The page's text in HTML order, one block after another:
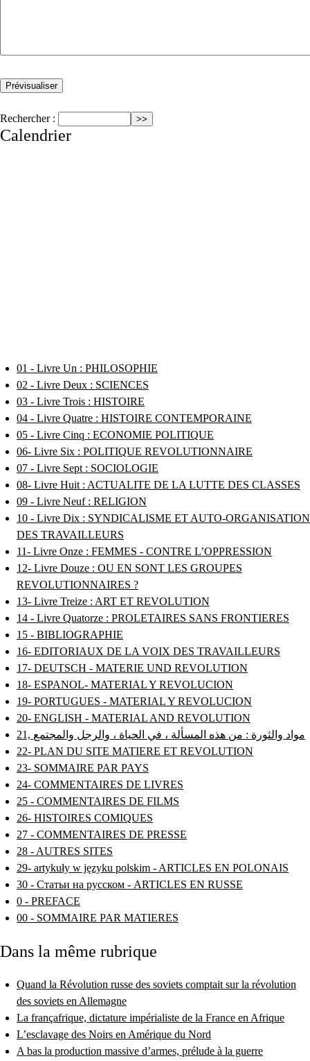
Rechercher :
Calendrier
01 - Livre Un : PHILOSOPHIE
02 - Livre Deux : SCIENCES
03 - Livre Trois : HISTOIRE
04 - Livre Quatre : HISTOIRE CONTEMPORAINE
05 - Livre Cinq : ECONOMIE POLITIQUE
06- Livre Six : POLITIQUE REVOLUTIONNAIRE
07 - Livre Sept : SOCIOLOGIE
08- Livre Huit : ACTUALITE DE LA LUTTE DES CLASSES
09 - Livre Neuf : RELIGION
10 - Livre Dix : SYNDICALISME ET AUTO-ORGANISATION
DES TRAVAILLEURS
11- Livre Onze : FEMMES - CONTRE L’OPPRESSION
12- Livre Douze : OU EN SONT LES GROUPES
REVOLUTIONNAIRES ?
13- Livre Treize : ART ET REVOLUTION
14 - Livre Quatorze : PROLETAIRES SANS FRONTIERES
15 - BIBLIOGRAPHIE
16- EDITORIAUX DE LA VOIX DES TRAVAILLEURS
17- DEUTSCH - MATERIE UND REVOLUTION
18- ESPANOL- MATERIAL Y REVOLUCION
19- PORTUGUES - MATERIAL Y REVOLUCION
20- ENGLISH - MATERIAL AND REVOLUTION
21, مواد والثورة : من هذه المسألة ، في الحياة ، والرجل والمجتمع
22- PLAN DU SITE MATIERE ET REVOLUTION
23- SOMMAIRE PAR PAYS
24- COMMENTAIRES DE LIVRES
25 - COMMENTAIRES DE FILMS
26- HISTOIRES COMIQUES
27 - COMMENTAIRES DE PRESSE
28 - AUTRES SITES
29- artykuły w języku polskim - ARTICLES EN POLONAIS
30 - Статьи на русском - ARTICLES EN RUSSE
0 - PREFACE
00 - SOMMAIRE PAR MATIERES
Dans la même rubrique
Quand la Révolution russe des soviets comptait sur la révolution
des soviets en Allemagne
La françafrique, dictature impérialiste de la France en Afrique
L’esclavage des Noirs en Amérique du Nord
A bas la production massive d’armes, prélude à la guerre